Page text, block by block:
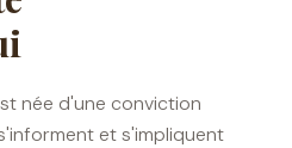
née d'une conviction
et s'impliquent